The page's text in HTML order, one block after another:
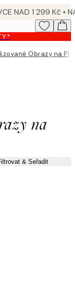
Obrazy na
na
& Seřadit